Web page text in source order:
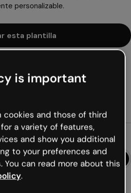
personalizable.
esta plantilla
online
otros formatos
is important
cookies and those of third
a variety of features,
and show you additional
to your preferences and
You can read more about this
.